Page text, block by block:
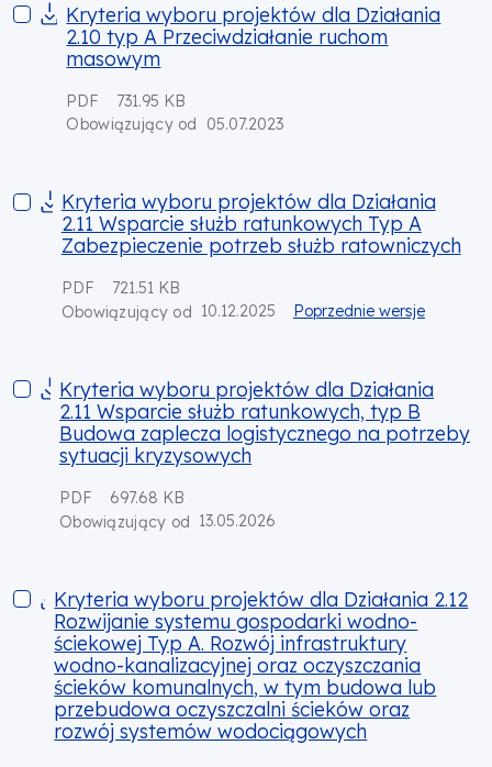
Kryteria wyboru projektów dla Działania 2.10 typ A
Kryteria wyboru projektów dla Działania
2.10 typ A Przeciwdziałanie ruchom
masowym
PDF
731.95 KB
Obowiązujący od
05.07.2023
Kryteria wyboru projektów dla Działania 2.11 Wsparcie
Kryteria wyboru projektów dla Działania
2.11 Wsparcie służb ratunkowych Typ A
Zabezpieczenie potrzeb służb ratowniczych
PDF
721.51 KB
Obowiązujący od 10.12.2025 Poprzednie wersje
Kryteria wyboru projektów dla Działania 2.11 Wsparcie
Kryteria wyboru projektów dla Działania
2.11 Wsparcie służb ratunkowych, typ B
Budowa zaplecza logistycznego na potrzeby
sytuacji kryzysowych
PDF
697.68 KB
Obowiązujący od 13.05.2026
Kryteria wyboru projektów dla Działania 2.12 Rozwijanie
Kryteria wyboru projektów dla Działania 2.12
Rozwijanie systemu gospodarki wodno-
ściekowej Typ A. Rozwój infrastruktury
wodno-kanalizacyjnej oraz oczyszczania
ścieków komunalnych, w tym budowa lub
przebudowa oczyszczalni ścieków oraz
rozwój systemów wodociągowych